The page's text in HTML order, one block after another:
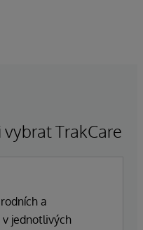
TrakCare
a
v jednotlivých